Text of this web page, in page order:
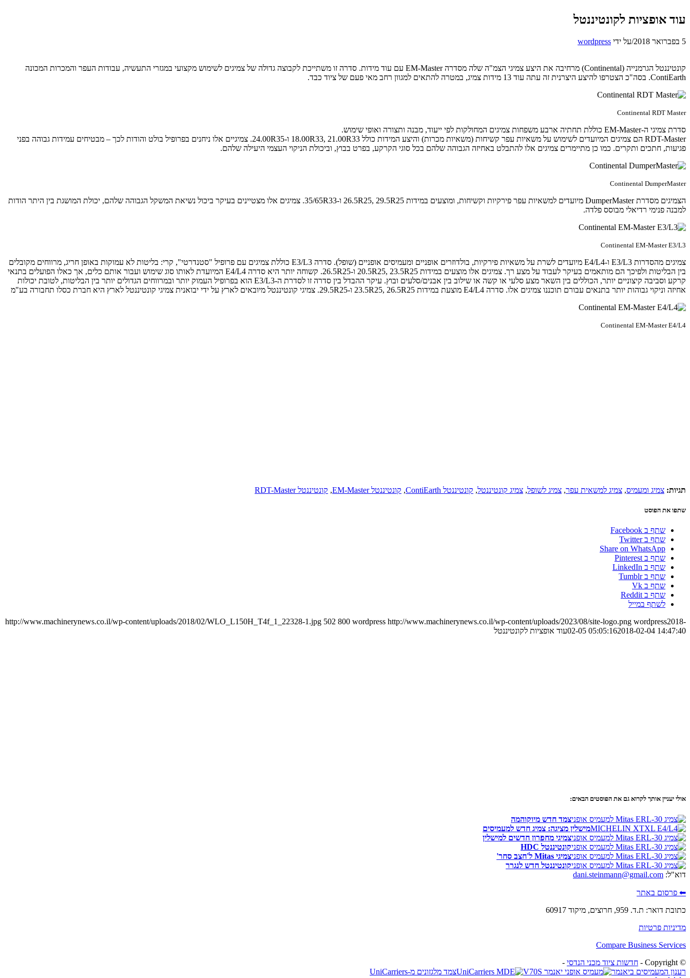
עוד אופציות לקונטיננטל
5 בפברואר 2018 /על ידי wordpress
קונטיננטל הגרמנייה (Continental) מרחיבה את היצע צמיגי הצמ"ה שלה מסדרה EM-Master עם עוד מידות. סדרה זו משתייכת לקבוצה גדולה של צמיגים לשימוש מקצועי במגזרי התעשיה, עבודות העפר והמכרות המכונה
ContiEarth. בסה"כ הצטרפו להיצע היצרנית זה עתה עוד 13 מידות צמיג, במטרה להתאים למגוון רחב מאי פעם של ציוד כבד.
Continental RDT Master
סדרת צמיגי ה-EM-Master כוללת תחתיה ארבע משפחות צמיגים המחולקות לפי ייעוד, מבנה ותצורה ואופי שימוש.
RDT-Master הם צמיגים המיועדים לשימוש על משאיות עפר קשיחות (משאיות מכרות) והיצע המידות כולל 18.00R33, 21.00R33 ו-24.00R35. צמיגיים אלו ניחנים בפרופיל בולט והודות לכך – מבטיחים עמידות גבוהה בפני
פגיעות, חתכים ותקרים. כמו כן מתיימרים צמיגים אלו להתבלט באחיזה הגבוהה שלהם בכל סוגי הקרקע, בפרט בבוץ, וביכולת הניקוי העצמי היעילה שלהם.
Continental DumperMaster
הצמיגים מסדרת DumperMaster מיועדים למשאיות עפר פירקיות וקשיחות, ומוצעים במידות 26.5R25, 29.5R25 ו-35/65R33. צמיגים אלו מצטיינים בעיקר ביכול נשיאת המשקל הגבוהה שלהם, יכולת המושגת בין היתר הודות
למבנה פנימי רדיאלי מבוסס פלדה.
Continental EM-Master E3/L3
צמיגים מהסדרות E3/L3 ו-E4/L4 מיועדים לשרת על משאיות פירקיות, בולדוזרים אופניים ומעמיסים אופניים (שופל). סדרה E3/L3 כוללת צמיגים עם פרופיל "סטנדרטי", קרי: בליטות לא עמוקות באופן חריג, מרווחים מקובלים
בין הבליטות ולפיכך הם מותאמים בעיקר לעבוד על מצע רך. צמיגים אלו מוצעים במידות 20.5R25, 23.5R25 ו-26.5R25. קשוחה יותר היא סדרה E4/L4 המיועדת לאותו סוג שימוש ועבור אותם כלים, אך כאלו הפועלים בתנאי
קרקע וסביבה קיצוניים יותר, הכוללים בין השאר מצע סלעי או קשה או שילוב בין אבנים/סלעים ובוץ. עיקר ההבדל בין סדרה זו לסדרת ה-E3/L3 הוא בפרופיל העמוק יותר ובמרווחים הגדולים יותר בין הבליטות, לטובת יכולות
אחיזה וניקוי גבוהות יותר בתנאים עבורם תוכננו צמיגים אלו. סדרה E4/L4 מוצעת במידות 23.5R25, 26.5R25 ו-29.5R25. צמיגי קונטיננטל מיובאים לארץ על ידי יבואנית צמיגי קונטיננטל לארץ היא חברת כסלו תחבורה בע"מ
Continental EM-Master E4/L4
תגיות: צמיג ומעמיס, צמיג למשאית עפר, צמיג לשופל, צמיג קונטיננטל, קונטיננטל ContiEarth , קונטיננטל EM-Master , קונטיננטל RDT-Master
שתפו את הפוסט
שתף ב Facebook
שתף ב Twitter
Share on WhatsApp
שתף ב Pinterest
שתף ב LinkedIn
שתף ב Tumblr
שתף ב Vk
שתף ב Reddit
לשתף במייל
http://www.machinerynews.co.il/wp-content/uploads/2018/02/WLO_L150H_T4f_1_22328-1.jpg 502 800 wordpress http://www.machinerynews.co.il/wp-content/uploads/2023/08/site-logo.png wordpress2018-
02-05 05:05:162018-02-04 14:47:40 עוד אופציות לקונטיננטל
אולי יעניין אותך לקרוא גם את הפוסטים הבאים:
צמד חדש מיוקוהמה
מישלין מציגה: צמיג חדש למעמיסים
צמיגי מחפרון חדשים למישלין
קונטיננטל HDC
צמיגי Mitas ל'חצב סחר'
קונטיננטל חדש לנגרר
דוא"ל: dani.steinmann@gmail.com
⬅ פרסום באתר
כתובת דואר: ת.ד. 959, חרוצים, מיקוד 60917
מדיניות פרטיות
Compare Business Services
© ‫Copyright -
חדשות ציוד מכני הנדסי -
רענון המעמיסים ביאנמר
צמד מלגזונים מ-UniCarriers